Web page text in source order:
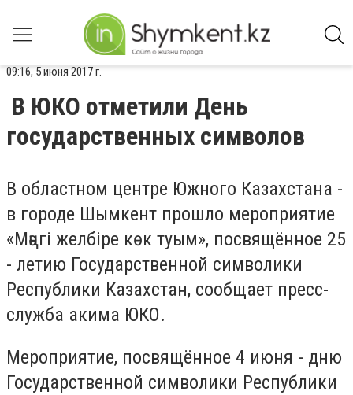
09:16, 5 июня 2017 г.
В ЮКО отметили День
государственных символов
В областном центре Южного Казахстана -
в городе Шымкент прошло мероприятие
«Мәңгі желбіре көк туым», посвящённое 25
- летию Государственной символики
Республики Казахстан, сообщает пресс-
служба акима ЮКО.
Мероприятие, посвящённое 4 июня - дню
Государственной символики Республики